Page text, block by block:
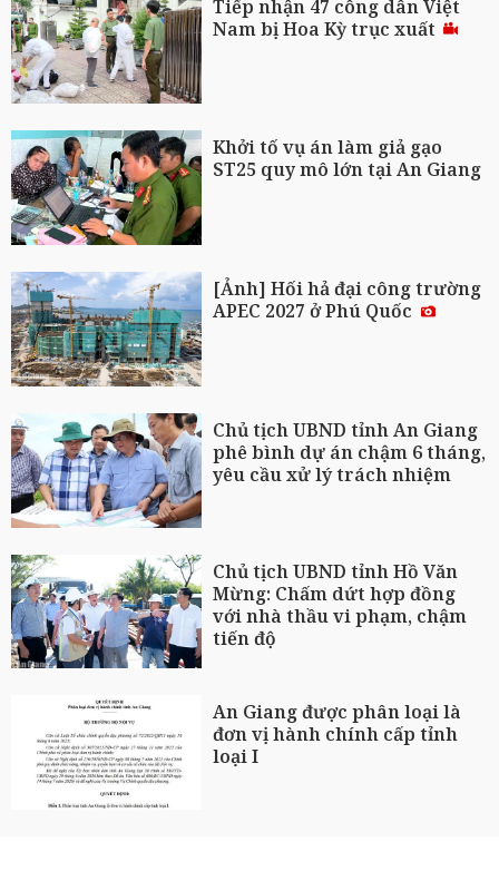
Tiếp nhận 47 công dân Việt
Nam bị Hoa Kỳ trục xuất
Khởi tố vụ án làm giả gạo
ST25 quy mô lớn tại An Giang
[Ảnh] Hối hả đại công trường
APEC 2027 ở Phú Quốc
Chủ tịch UBND tỉnh An Giang
phê bình dự án chậm 6 tháng,
yêu cầu xử lý trách nhiệm
Chủ tịch UBND tỉnh Hồ Văn
Mừng: Chấm dứt hợp đồng
với nhà thầu vi phạm, chậm
tiến độ
An Giang được phân loại là
đơn vị hành chính cấp tỉnh
loại I